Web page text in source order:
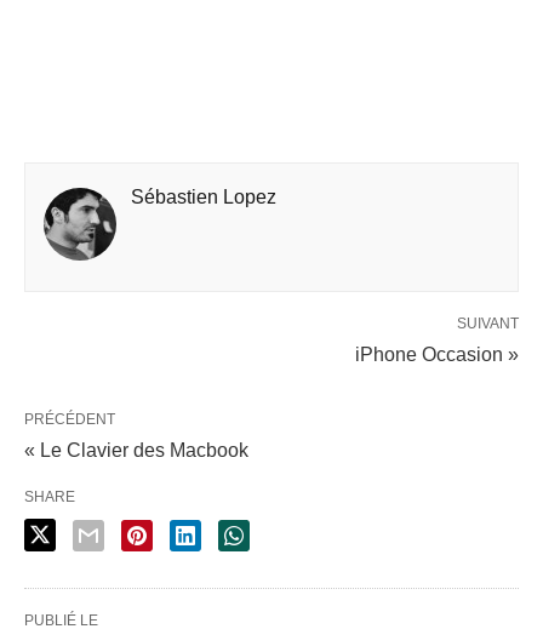
Sébastien Lopez
SUIVANT
iPhone Occasion »
PRÉCÉDENT
« Le Clavier des Macbook
SHARE
PUBLIÉ LE